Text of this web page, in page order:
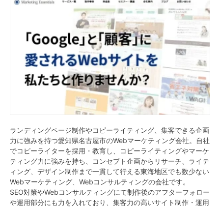
ランディングページ制作やコピーライティング、集客できる企画
力に強みを持つ愛知県名古屋市のWebマーケティング会社。自社
でコピーライターを採用・教育し、コピーライティングやマーケ
ティング力に強みを持ち、コンセプト企画からリサーチ、ライテ
ィング、デザイン制作まで一貫して行える東海地区でも数少ない
Webマーケティング、Webコンサルティングの会社です。
SEO対策やWebコンサルティングにて制作後のアフターフォロー
や運用部分にも力を入れており、集客力の高いサイト制作・運用